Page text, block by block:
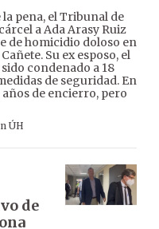
pena, el Tribunal de
a Ada Arasy Ruiz
de homicidio doloso en
Su ex esposo, el
condenado a 18
de seguridad. En
de encierro, pero
ÚH
de